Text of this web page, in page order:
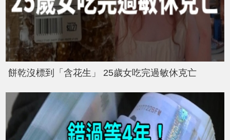
餅乾沒標到「含花生」 25歲女吃完過敏休克亡